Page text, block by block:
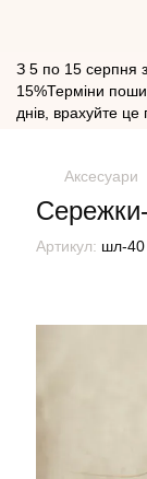
З 5 по 15 серпня
15%Терміни
днів, врахуйте це
Аксесуари
Артикул: шл-40